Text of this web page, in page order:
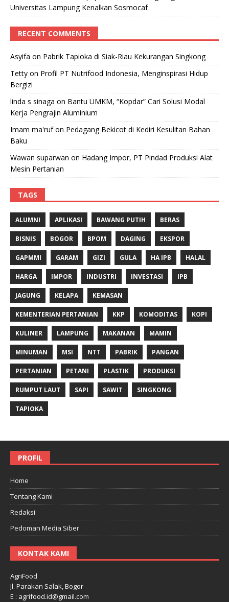
Universitas Lampung Kenalkan Sosmocaf
RECENT COMMENTS
Asyifa on Pabrik Tapioka di Siak-Riau Kekurangan Singkong
Tetty on Profil PT Nutrifood Indonesia, Menginspirasi Hidup
Bergizi
linda s sinaga on Bantu UMKM, “Kopdar” Cari Solusi Modal
Kerja Pengrajin Aluminium
Imam ma'rufon Pedagang Bekicot di Kediri Kesulitan Bahan
Baku
Wawan suparwan on Hadang Impor, PT Pindad Produksi Alat
Mesin Pertanian
TAGS
ALUMNI APLIKASI BAWANG PUTIH BERAS
BISNIS BOGOR BPOM DAGING EKSPOR
GAPMMI GARAM GIZI GULA HA IPB HALAL
HARGA IMPOR INDUSTRI INVESTASI IPB
JAGUNG KELAPA KEMASAN
KEMENTERIAN PERTANIAN KKP KOMODITAS KOPI
KULINER LAMPUNG MAKANAN MAMIN
MINUMAN MSI NTT PABRIK PANGAN
PERTANIAN PETANI PLASTIK PRODUKSI
RUMPUT LAUT SAPI SAWIT SINGKONG
TAPIOKA
PROFIL
Home
Tentang Kami
Redaksi
Pedoman Media Siber
KONTAK KAMI
AgriFood
Jl. Parakan Salak, Bogor
E : agrifood.id@gmail.com